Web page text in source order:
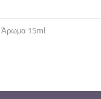
Άρωμα 15ml